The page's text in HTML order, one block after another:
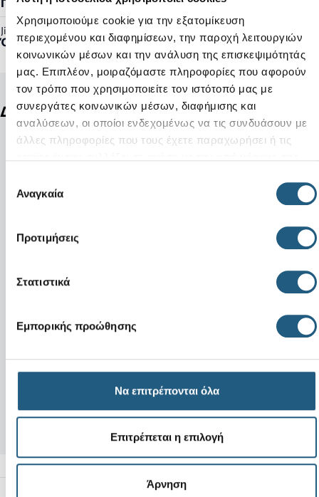
Χρησιμοποιούμε cookie για την εξατομίκευση
περιεχομένου και διαφημίσεων, την παροχή λειτουργιών
κοινωνικών μέσων και την ανάλυση της επισκεψιμότητάς
μας. Επιπλέον, μοιραζόμαστε πληροφορίες που αφορούν
τον τρόπο που χρησιμοποιείτε τον ιστότοπό μας με
συνεργάτες κοινωνικών μέσων, διαφήμισης και
αναλύσεων, οι οποίοι ενδεχομένως να τις συνδυάσουν με
άλλες πληροφορίες που τους έχετε παραχωρήσει ή τις
συγκατάθεσης
Αναγκαία
Προτιμήσεις
Στατιστικά
Εμπορικής προώθησης
Να επιτρέπονται όλα
Επιτρέπεται η επιλογή
Άρνηση
Jibbitz™ Ready:
Όχι
Δείτε ακόμη
Νέο
Simulated